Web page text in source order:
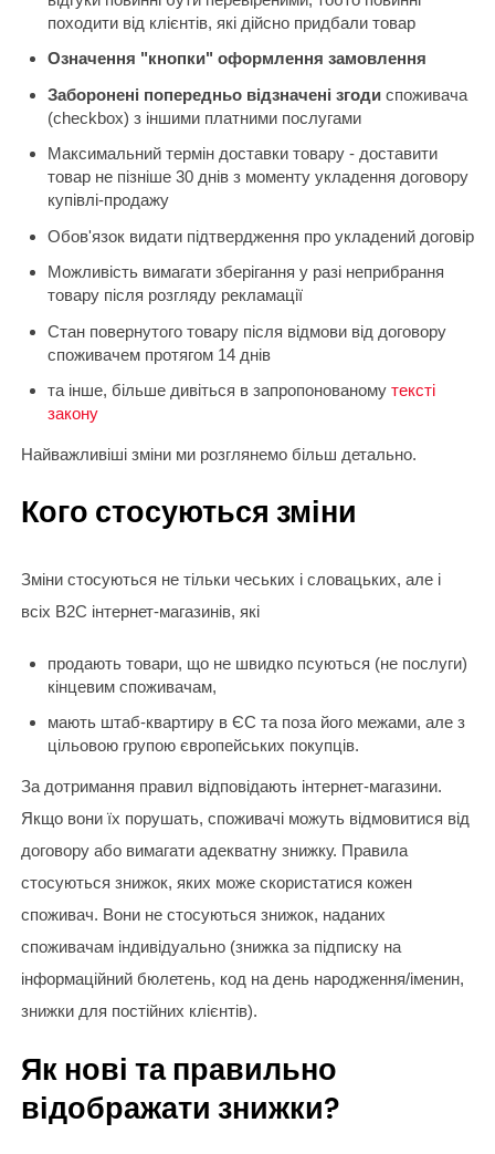
походити від клієнтів, які дійсно придбали товар
Означення "кнопки" оформлення замовлення
Заборонені попередньо відзначені згоди споживача
(checkbox) з іншими платними послугами
Максимальний термін доставки товару - доставити
товар не пізніше 30 днів з моменту укладення договору
купівлі-продажу
Обов'язок видати підтвердження про укладений договір
Можливість вимагати зберігання у разі неприбрання
товару після розгляду рекламації
Стан повернутого товару після відмови від договору
споживачем протягом 14 днів
та інше, більше дивіться в запропонованому тексті
закону
Найважливіші зміни ми розглянемо більш детально.
Кого стосуються зміни
Зміни стосуються не тільки чеських і словацьких, але і
всіх B2C інтернет-магазинів, які
продають товари, що не швидко псуються (не послуги)
кінцевим споживачам,
мають штаб-квартиру в ЄС та поза його межами, але з
цільовою групою європейських покупців.
За дотримання правил відповідають інтернет-магазини.
Якщо вони їх порушать, споживачі можуть відмовитися від
договору або вимагати адекватну знижку. Правила
стосуються знижок, яких може скористатися кожен
споживач. Вони не стосуються знижок, наданих
споживачам індивідуально (знижка за підписку на
інформаційний бюлетень, код на день народження/іменин,
знижки для постійних клієнтів).
Як нові та правильно
відображати знижки?